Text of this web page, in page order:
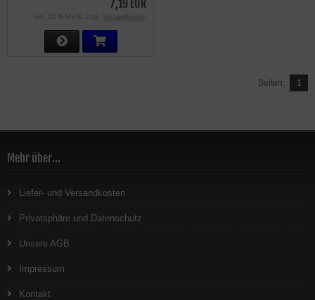
7,19 EUR
inkl. 20 % MwSt. zzgl. Versandkosten
Seiten: 1
Mehr über...
Liefer- und Versandkosten
Privatsphäre und Datenschutz
Unsere AGB
Impressum
Kontakt